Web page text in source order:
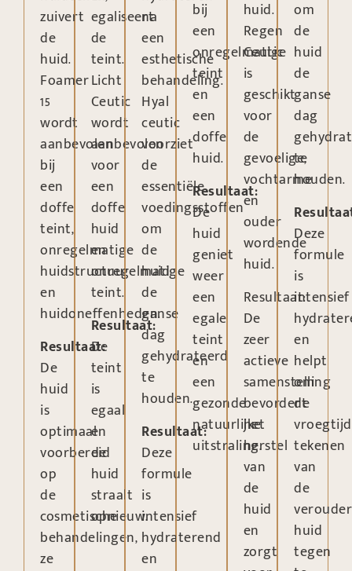
zuivert
de
huid.
Foamer
15
wordt
aanbevolen
bij
een
doffe
teint,
onregelmatige
huidstructuur
en
huidoneffenheden.
Resultaat:
De
huid
is
optimaal
voorbereid
op
de
cosmetische
behandelingen,
ze
egaliseert
de
teint.
Licht
Ceutic
wordt
aanbevolen
voor
een
doffe
huid
en
onregelmatige
teint.
Resultaat:
De
teint
is
egaal
en
de
huid
straalt
opnieuw.
na
een
esthetische
behandeling.
Hyal
ceutic
voorziet
de
essentiële
voedingsstoffen
om
de
huid
de
ganse
dag
gehydrateerd
te
houden.
Resultaat:
Deze
formule
is
intensief
hydraterend
en
bij
een
onregelmatige
teint
en
een
doffe
huid.
Resultaat:
De
huid
geniet
weer
een
egale
teint
en
een
gezonde
natuurlijke
uitstraling.
huid.
Regen
Ceutic
is
geschikt
voor
de
gevoelige,
vochtarme
en
ouder
wordende
huid.
Resultaat:
De
zeer
actieve
samenstelling
bevordert
het
herstel
van
de
huid
en
zorgt
om
de
huid
de
ganse
dag
te
houden.
Deze
formule
is
intensief
en
helpt
om
de
tekenen
van
de
huid
tegen